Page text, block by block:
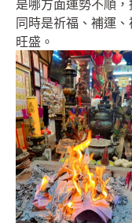
是哪方面運勢不順
同時是祈福、補運
旺盛。